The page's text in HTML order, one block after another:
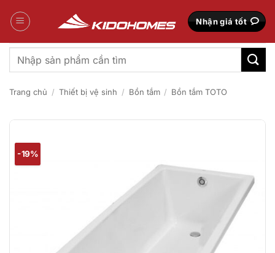
qua
Nhận giá tốt
Tìm
kiếm:
Trang chủ / Thiết bị vệ sinh / Bồn tắm / Bồn tắm TOTO
-19%